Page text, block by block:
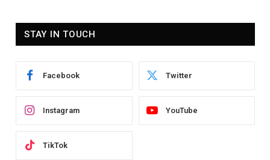
STAY IN TOUCH
Facebook Twitter
Instagram YouTube
TikTok